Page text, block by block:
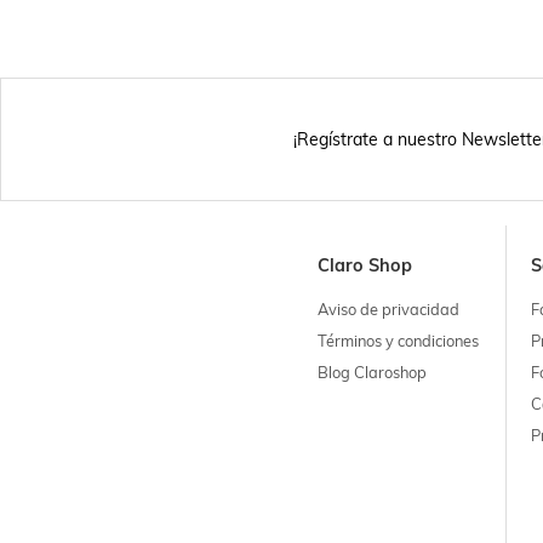
¡Regístrate a nuestro
Claro Shop
Aviso de privacidad
Términos y condiciones
Blog Claroshop